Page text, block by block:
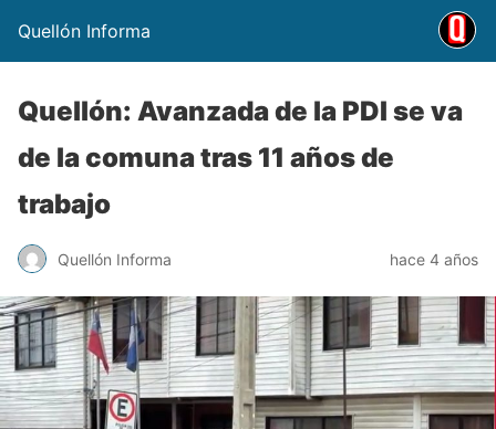
Quellón Informa
Quellón: Avanzada de la PDI se va
de la comuna tras 11 años de
trabajo
Quellón Informa hace 4 años